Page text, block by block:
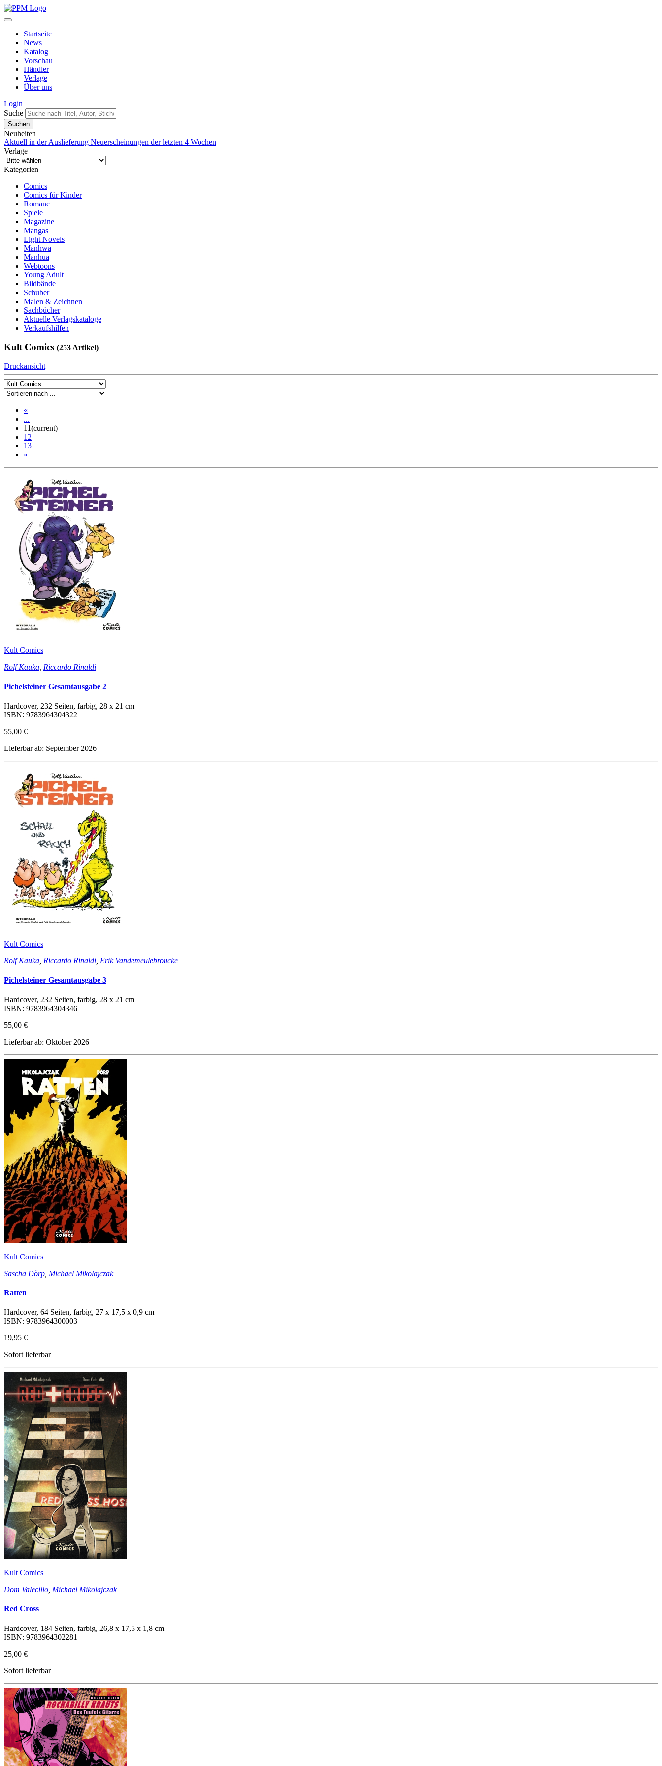
Startseite
News
Katalog
Vorschau
Händler
Verlage
Über uns
Login
Suche
Neuheiten
Aktuell in der Auslieferung Neuerscheinungen der letzten 4 Wochen
Verlage
Kategorien
Comics
Comics für Kinder
Romane
Spiele
Magazine
Mangas
Light Novels
Manhwa
Manhua
Webtoons
Young Adult
Bildbände
Schuber
Malen & Zeichnen
Sachbücher
Aktuelle Verlagskataloge
Verkaufshilfen
Kult Comics (253 Artikel)
Druckansicht
«
...
11(current)
12
13
»
Kult Comics
Rolf Kauka, Riccardo Rinaldi
Pichelsteiner Gesamtausgabe 2
Hardcover, 232 Seiten, farbig, 28 x 21 cm
ISBN: 9783964304322
55,00 €
Lieferbar ab: September 2026
Kult Comics
Rolf Kauka Riccardo Rinaldi Erik Vandemeulebroucke
Pichelsteiner Gesamtausgabe 3
Hardcover, 232 Seiten, farbig, 28 x 21 cm
ISBN: 9783964304346
55,00 €
Lieferbar ab: Oktober 2026
Kult Comics
Sascha Dörp Michael Mikolajczak
Ratten
Hardcover, 64 Seiten, farbig, 27 x 17,5 x 0,9 cm
ISBN: 9783964300003
19,95 €
Sofort lieferbar
Kult Comics
Dom Valecillo Michael Mikolajczak
Red Cross
Hardcover, 184 Seiten, farbig, 26,8 x 17,5 x 1,8 cm
ISBN: 9783964302281
25,00 €
Sofort lieferbar